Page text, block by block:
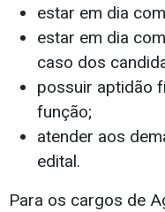
estar em dia
estar em dia
caso dos
possuir aptidão
função;
atender aos
edital.
Para os cargos de